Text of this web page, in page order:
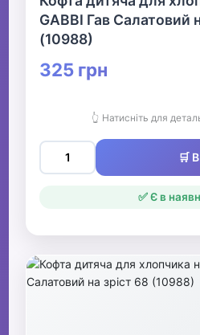
GABBI Гав Салатовий
(10988)
325 грн
👆 Натисніть для
🛒
✅ Є в